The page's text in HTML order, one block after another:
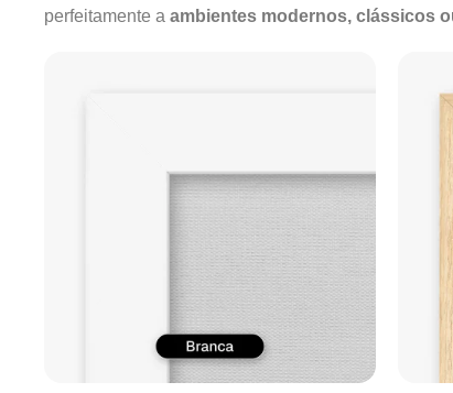
perfeitamente a ambientes modernos, clássicos